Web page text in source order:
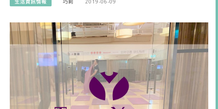
生活資訊情報 巧莉 2019-06-09